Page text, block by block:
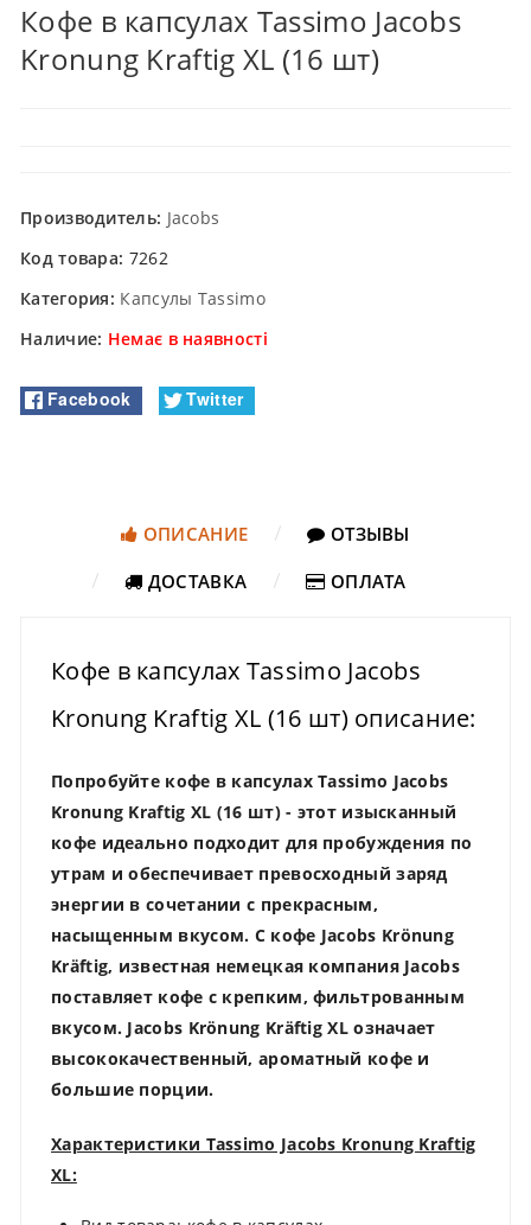
Кофе в капсулах Tassimo Jacobs
Kronung Kraftig XL (16 шт)
Производитель: Jacobs
Код товара: 7262
Категория: Капсулы Tassimo
Наличие: Немає в наявності
Facebook Twitter
ОПИСАНИЕ
ОТЗЫВЫ
ДОСТАВКА
ОПЛАТА
Кофе в капсулах Tassimo Jacobs
Kronung Kraftig XL (16 шт) описание:
Попробуйте кофе в капсулах Tassimo Jacobs
Kronung Kraftig XL (16 шт) - этот изысканный
кофе идеально подходит для пробуждения по
утрам и обеспечивает превосходный заряд
энергии в сочетании с прекрасным,
насыщенным вкусом. С кофе Jacobs Krönung
Kräftig, известная немецкая компания Jacobs
поставляет кофе с крепким, фильтрованным
вкусом. Jacobs Krönung Kräftig XL означает
высококачественный, ароматный кофе и
большие порции.
Характеристики Tassimo Jacobs Kronung Kraftig
XL: